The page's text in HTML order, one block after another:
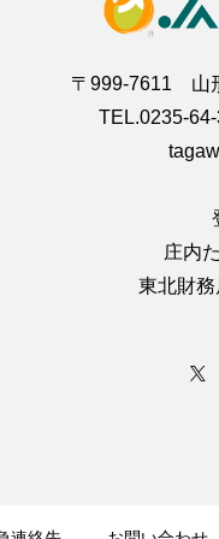
〒999-7611 山
TEL.0235-
庄内
東北財